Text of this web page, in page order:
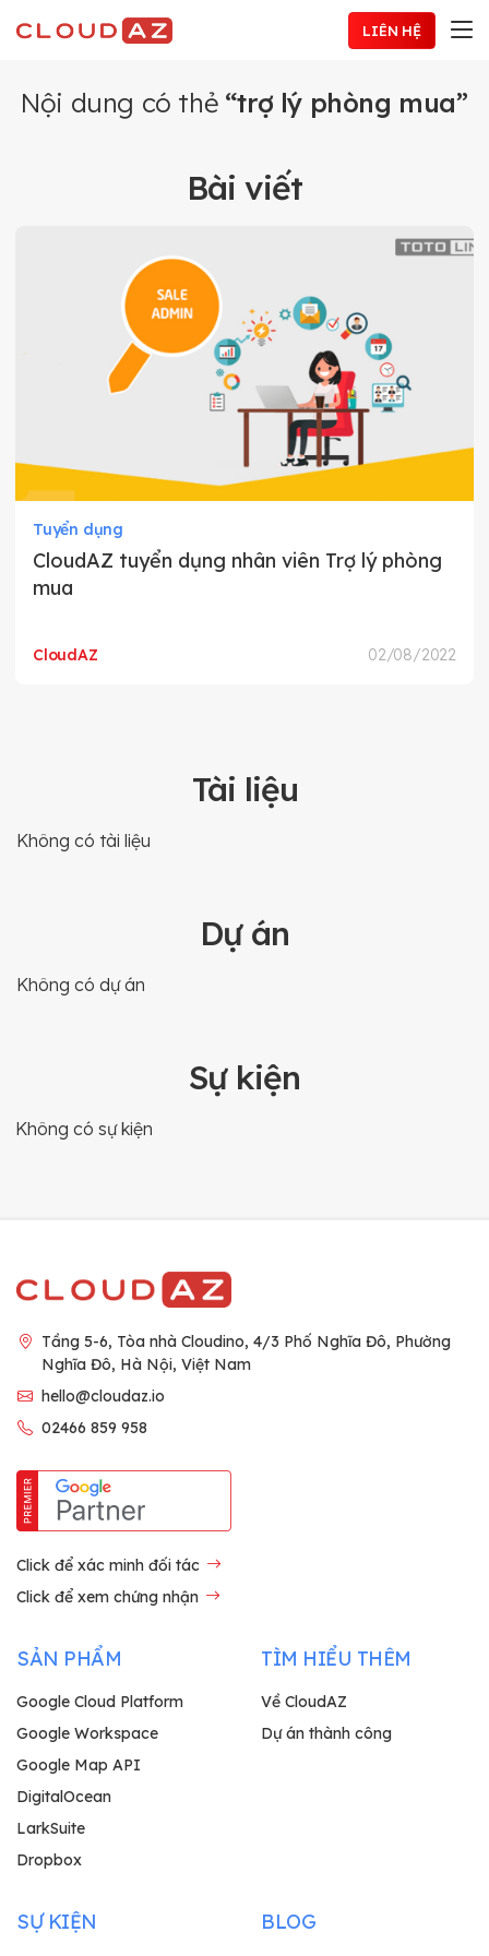
đến
dung
LIÊN HỆ
Nội dung có thẻ “trợ lý phòng mua”
Bài viết
Tuyển dụng
CloudAZ tuyển dụng nhân viên Trợ lý phòng
mua
CloudAZ 02/08/2022
Tài liệu
Không có tài liệu
Dự án
Không có dự án
Sự kiện
Không có sự kiện
Tầng 5-6, Tòa nhà Cloudino, 4/3 Phố Nghĩa Đô, Phường
Nghĩa Đô, Hà Nội, Việt Nam
hello@cloudaz.io
02466 859 958
Click để xác minh đối tác
Click để xem chứng nhận
SẢN PHẨM
Google Cloud Platform
Google Workspace
Google Map API
DigitalOcean
LarkSuite
Dropbox
TÌM HIỂU THÊM
Về CloudAZ
Dự án thành công
SỰ KIỆN BLOG